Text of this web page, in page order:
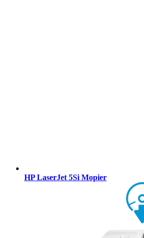
HP LaserJet 5Si Mopier